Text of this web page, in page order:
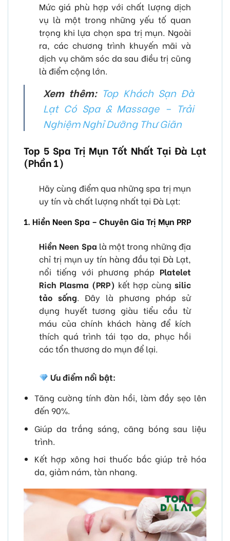
Mức giá phù hợp với chất lượng dịch
vụ là một trong những yếu tố quan
trọng khi lựa chọn spa trị mụn. Ngoài
ra, các chương trình khuyến mãi và
dịch vụ chăm sóc da sau điều trị cũng
là điểm cộng lớn.
Xem thêm: Top Khách Sạn Đà
Lạt Có Spa & Massage – Trải
Nghiệm Nghỉ Dưỡng Thư Giãn
Top 5 Spa Trị Mụn Tốt Nhất Tại Đà Lạt
(Phần 1)
Hãy cùng điểm qua những spa trị mụn
uy tín và chất lượng nhất tại Đà Lạt:
1. Hiền Neen Spa – Chuyên Gia Trị Mụn PRP
Hiền Neen Spa là một trong những địa
chỉ trị mụn uy tín hàng đầu tại Đà Lạt,
nổi tiếng với phương pháp Platelet
Rich Plasma (PRP) kết hợp cùng silic
tảo sống. Đây là phương pháp sử
dụng huyết tương giàu tiểu cầu từ
máu của chính khách hàng để kích
thích quá trình tái tạo da, phục hồi
các tổn thương do mụn để lại.
Ưu điểm nổi bật:
Tăng cường tính đàn hồi, làm đầy sẹo lên
đến 90%.
Giúp da trắng sáng, căng bóng sau liệu
trình.
Kết hợp xông hơi thuốc bắc giúp trẻ hóa
da, giảm nám, tàn nhang.